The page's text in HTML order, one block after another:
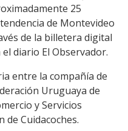
25
de Montevideo
de la billetera digital
diario El Observador.
entre la compañía de
Uruguaya de
y Servicios
de Cuidacoches.